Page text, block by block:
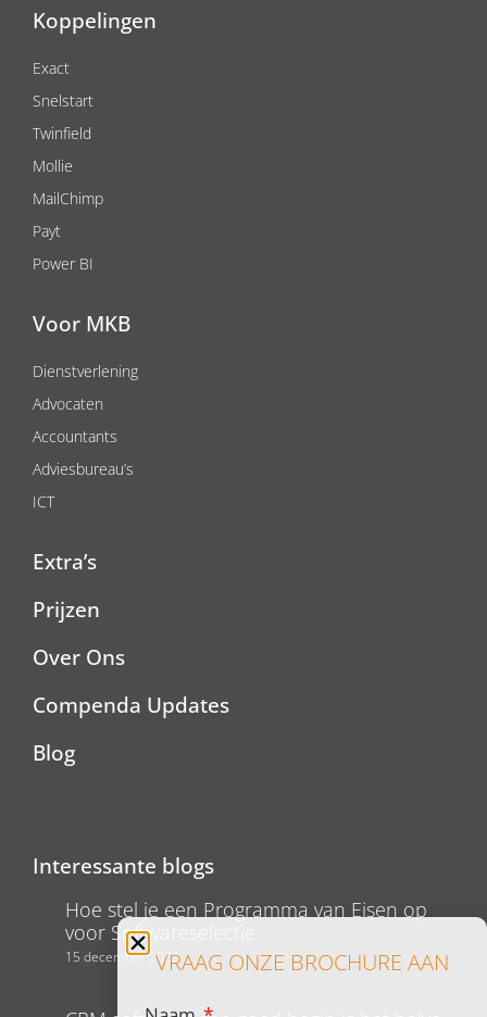
Koppelingen
Exact
Snelstart
Twinfield
Mollie
MailChimp
Payt
Power BI
Voor MKB
Dienstverlening
Advocaten
Accountants
Adviesbureau’s
ICT
Extra’s
Prijzen
Over Ons
Compenda Updates
Blog
Interessante blogs
Hoe stel je een Programma van Eisen op
voor Softwareselectie
15 december 2023VRAAG ONZE BROCHURE AAN